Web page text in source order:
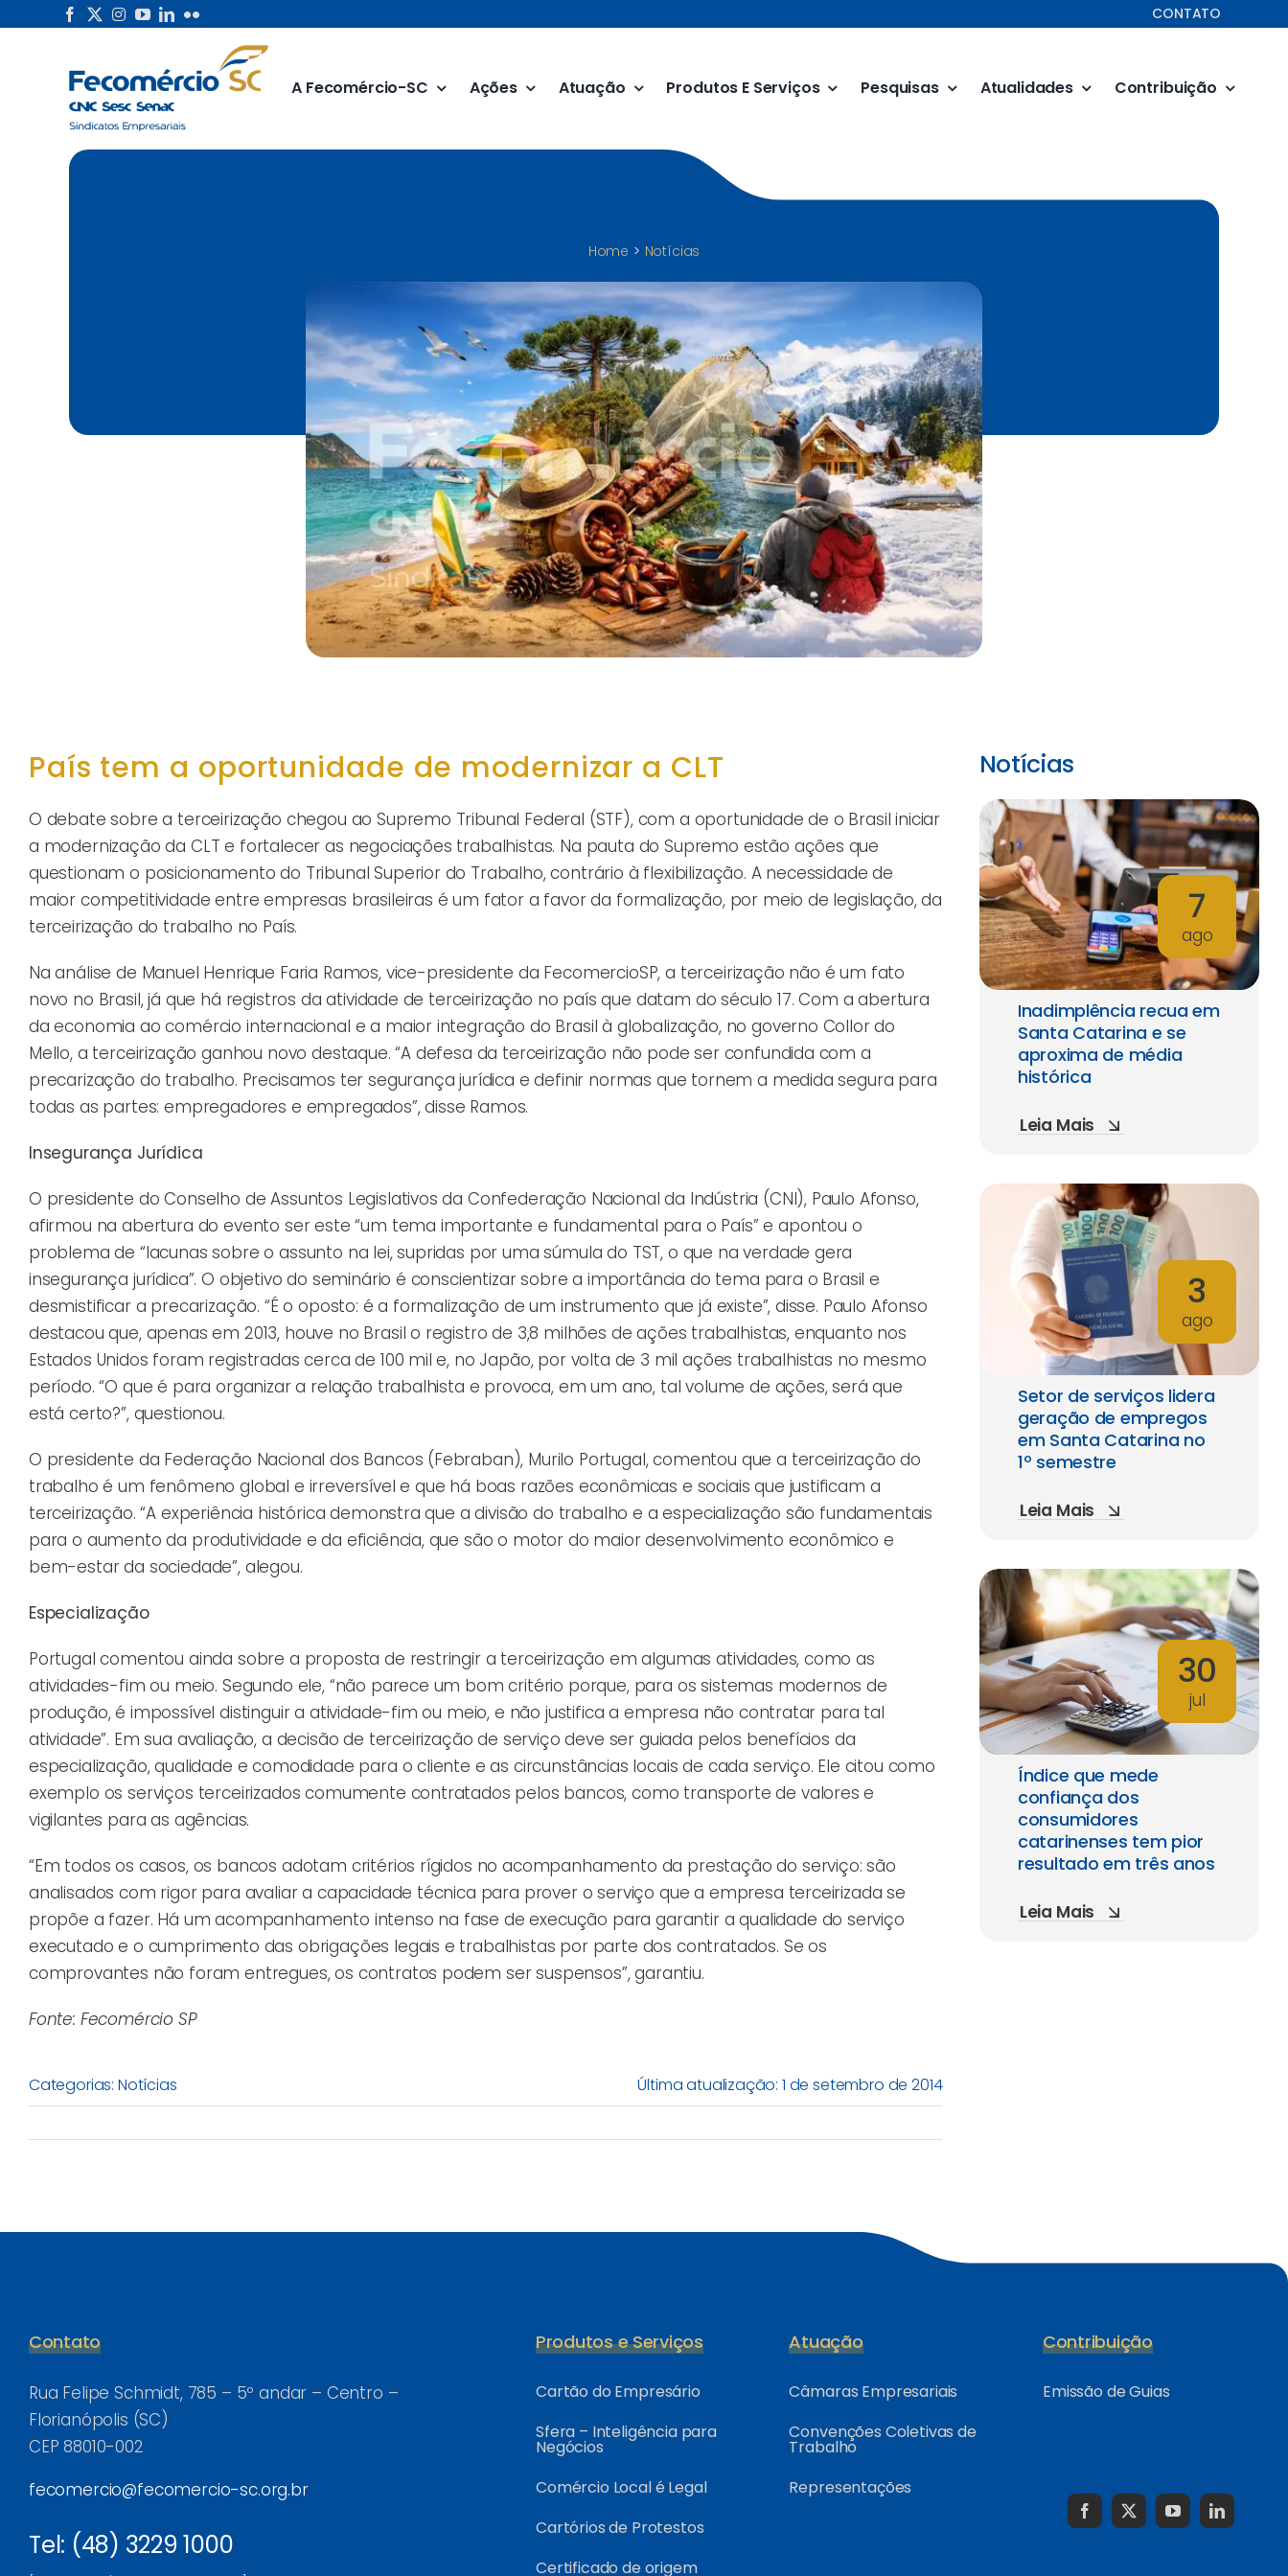
CONTATO
A Fecomércio-SC Ações Atuação Produtos E Serviços Pesquisas Atualidades Contribuição
Home Notícias
País tem a oportunidade de modernizar a CLT
O debate sobre a terceirização chegou ao Supremo Tribunal Federal (STF), com a oportunidade de o Brasil iniciar
a modernização da CLT e fortalecer as negociações trabalhistas. Na pauta do Supremo estão ações que
questionam o posicionamento do Tribunal Superior do Trabalho, contrário à flexibilização. A necessidade de
maior competitividade entre empresas brasileiras é um fator a favor da formalização, por meio de legislação, da
terceirização do trabalho no País.
Na análise de Manuel Henrique Faria Ramos, vice-presidente da FecomercioSP, a terceirização não é um fato
novo no Brasil, já que há registros da atividade de terceirização no país que datam do século 17. Com a abertura
da economia ao comércio internacional e a maior integração do Brasil à globalização, no governo Collor do
Mello, a terceirização ganhou novo destaque. “A defesa da terceirização não pode ser confundida com a
precarização do trabalho. Precisamos ter segurança jurídica e definir normas que tornem a medida segura para
todas as partes: empregadores e empregados”, disse Ramos.
Insegurança Jurídica
O presidente do Conselho de Assuntos Legislativos da Confederação Nacional da Indústria (CNI), Paulo Afonso,
afirmou na abertura do evento ser este “um tema importante e fundamental para o País” e apontou o
problema de “lacunas sobre o assunto na lei, supridas por uma súmula do TST, o que na verdade gera
insegurança jurídica”. O objetivo do seminário é conscientizar sobre a importância do tema para o Brasil e
desmistificar a precarização. “É o oposto: é a formalização de um instrumento que já existe”, disse. Paulo Afonso
destacou que, apenas em 2013, houve no Brasil o registro de 3,8 milhões de ações trabalhistas, enquanto nos
Estados Unidos foram registradas cerca de 100 mil e, no Japão, por volta de 3 mil ações trabalhistas no mesmo
período. “O que é para organizar a relação trabalhista e provoca, em um ano, tal volume de ações, será que
está certo?”, questionou.
O presidente da Federação Nacional dos Bancos (Febraban), Murilo Portugal, comentou que a terceirização do
trabalho é um fenômeno global e irreversível e que há boas razões econômicas e sociais que justificam a
terceirização. “A experiência histórica demonstra que a divisão do trabalho e a especialização são fundamentais
para o aumento da produtividade e da eficiência, que são o motor do maior desenvolvimento econômico e
bem-estar da sociedade”, alegou.
Especialização
Portugal comentou ainda sobre a proposta de restringir a terceirização em algumas atividades, como as
atividades-fim ou meio. Segundo ele, “não parece um bom critério porque, para os sistemas modernos de
produção, é impossível distinguir a atividade-fim ou meio, e não justifica a empresa não contratar para tal
atividade”. Em sua avaliação, a decisão de terceirização de serviço deve ser guiada pelos benefícios da
especialização, qualidade e comodidade para o cliente e as circunstâncias locais de cada serviço. Ele citou como
exemplo os serviços terceirizados comumente contratados pelos bancos, como transporte de valores e
vigilantes para as agências.
“Em todos os casos, os bancos adotam critérios rígidos no acompanhamento da prestação do serviço: são
analisados com rigor para avaliar a capacidade técnica para prover o serviço que a empresa terceirizada se
propõe a fazer. Há um acompanhamento intenso na fase de execução para garantir a qualidade do serviço
executado e o cumprimento das obrigações legais e trabalhistas por parte dos contratados. Se os
comprovantes não foram entregues, os contratos podem ser suspensos”, garantiu.
Fonte: Fecomércio SP
Categorias: Notícias Última atualização: 1 de setembro de 2014
Notícias
7
ago
Inadimplência recua em
Santa Catarina e se
aproxima de média
histórica
Leia Mais
3
ago
Setor de serviços lidera
geração de empregos
em Santa Catarina no
1º semestre
Leia Mais
30
jul
Índice que mede
confiança dos
consumidores
catarinenses tem pior
resultado em três anos
Leia Mais
Contato
Rua Felipe Schmidt, 785 – 5º andar – Centro –
Florianópolis (SC)
CEP 88010-002
fecomercio@fecomercio-sc.org.br
Tel: (48) 3229 1000
Produtos e Serviços
Cartão do Empresário
Sfera – Inteligência para
Negócios
Comércio Local é Legal
Cartórios de Protestos
Certificado de origem
Atuação
Câmaras Empresariais
Convenções Coletivas de
Trabalho
Representações
Contribuição
Emissão de Guias